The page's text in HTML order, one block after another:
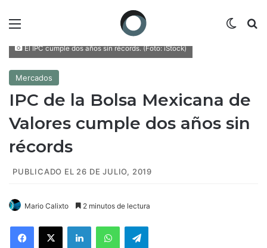
El IPC cumple dos años sin récords. (Foto: iStock)
Mercados
IPC de la Bolsa Mexicana de
Valores cumple dos años sin
récords
PUBLICADO EL 26 DE JULIO, 2019
Mario Calixto 2 minutos de lectura